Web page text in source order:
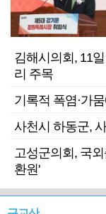
김해시의회, 11
리 주목
기록적 폭염·가
사천시 하동군,
고성군의회, 국
환원'